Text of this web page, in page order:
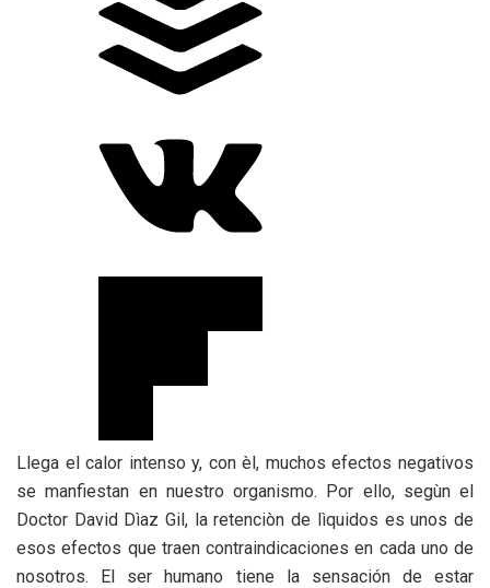
Llega el calor intenso y, con èl, muchos efectos negativos
se manfiestan en nuestro organismo. Por ello, segùn el
Doctor David Dìaz Gil, la retenciòn de lìquidos es unos de
esos efectos que traen contraindicaciones en cada uno de
nosotros. El ser humano tiene la sensación de estar